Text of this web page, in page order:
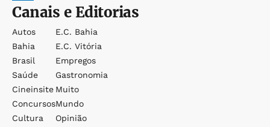
Canais e Editorias
Autos
Bahia
Brasil
Saúde
Cineinsite
Concursos
Cultura
E.c. Bahia
E.c. Vitória
Empregos
Gastronomia
Muito
Mundo
Opinião